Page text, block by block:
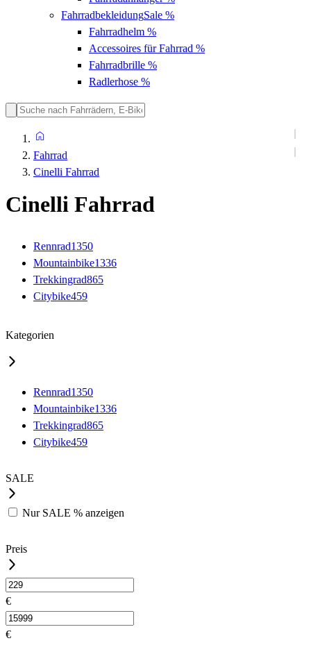
FahrradbekleidungSale %
Fahrradhelm %
Accessoires für Fahrrad %
Fahrradbrille %
Radlerhose %
Fahrrad
Cinelli Fahrrad
Cinelli Fahrrad
Rennrad1350
Mountainbike1336
Trekkingrad865
Citybike459
Kategorien
Rennrad1350
Mountainbike1336
Trekkingrad865
Citybike459
SALE
Nur SALE % anzeigen
Preis
€
€